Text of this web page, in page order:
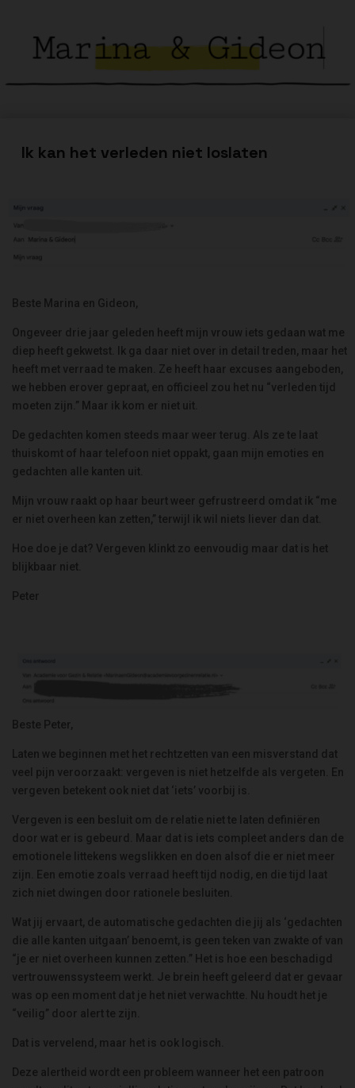
Ik kan het verleden niet loslaten
Beste Marina en Gideon,
Ongeveer drie jaar geleden heeft mijn vrouw iets gedaan wat me
diep heeft gekwetst. Ik ga daar niet over in detail treden, maar het
heeft met verraad te maken. Ze heeft haar excuses aangeboden,
we hebben erover gepraat, en officieel zou het nu “verleden tijd
moeten zijn.” Maar ik kom er niet uit.
De gedachten komen steeds maar weer terug. Als ze te laat
thuiskomt of haar telefoon niet oppakt, gaan mijn emoties en
gedachten alle kanten uit.
Mijn vrouw raakt op haar beurt weer gefrustreerd omdat ik “me
er niet overheen kan zetten,” terwijl ik wil niets liever dan dat.
Hoe doe je dat? Vergeven klinkt zo eenvoudig maar dat is het
blijkbaar niet.
Peter
Beste Peter,
Laten we beginnen met het rechtzetten van een misverstand dat
veel pijn veroorzaakt: vergeven is niet hetzelfde als vergeten. En
vergeven betekent ook niet dat ‘iets’ voorbij is.
Vergeven is een besluit om de relatie niet te laten definiëren
door wat er is gebeurd. Maar dat is iets compleet anders dan de
emotionele littekens wegslikken en doen alsof die er niet meer
zijn. Een emotie zoals verraad heeft tijd nodig, en die tijd laat
zich niet dwingen door rationele besluiten.
Wat jij ervaart, de automatische gedachten die jij als ‘gedachten
die alle kanten uitgaan’ benoemt, is geen teken van zwakte of van
“je er niet overheen kunnen zetten.” Het is hoe een beschadigd
vertrouwenssysteem werkt. Je brein heeft geleerd dat er gevaar
was op een moment dat je het niet verwachtte. Nu houdt het je
“veilig” door alert te zijn.
Dat is vervelend, maar het is ook logisch.
Deze alertheid wordt een probleem wanneer het een patroon